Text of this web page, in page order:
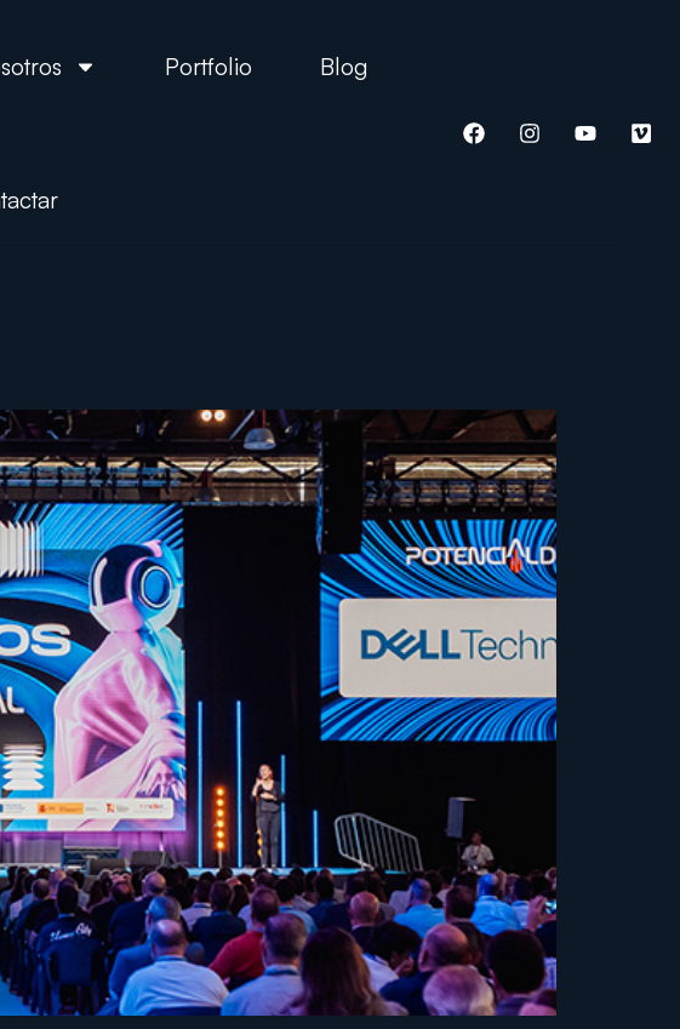
Portfolio Blog